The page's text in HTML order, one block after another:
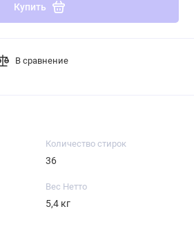
Купить
В сравнение
Количество стирок
36
Вес Нетто
5,4 кг